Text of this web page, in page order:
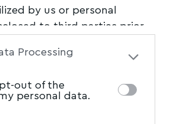
by us or personal
to third parties prior
of your personal
participants. This
also be disclosed by us to
Processing
out of the
personal data.